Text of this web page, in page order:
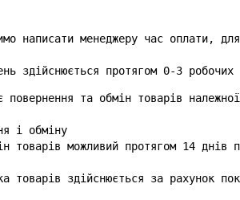
написати менеджеру час оплати,
здійснюється протягом 0-3
повернення та обмін товарів
і обміну
товарів можливий протягом 14 днів
товарів здійснюється за рахунок